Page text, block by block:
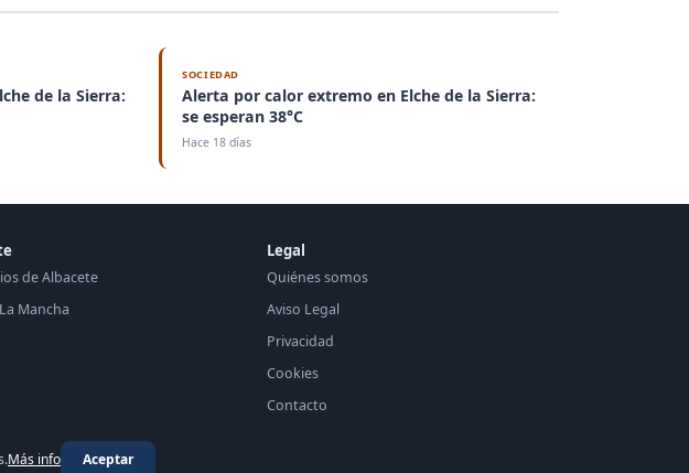
de la Sierra:
SOCIEDAD
Alerta por calor extremo en Elche de la Sierra:
se esperan 38°C
Hace 18 días
de Albacete
Mancha
Legal
Quiénes somos
Aviso Legal
Privacidad
Cookies
Contacto
·periodico.top
Más info Aceptar